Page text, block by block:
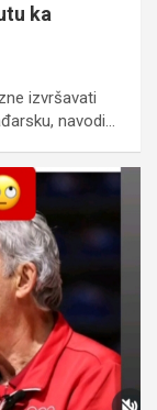
ka
izvršavati
navodi…